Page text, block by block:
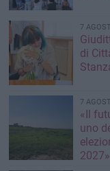
7
di
7
«Il
uno
2027»